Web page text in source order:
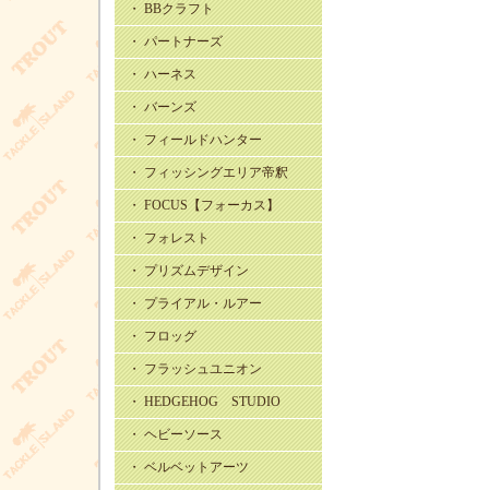
・ BBクラフト
・ パートナーズ
・ ハーネス
・ バーンズ
・ フィールドハンター
・ フィッシングエリア帝釈
・ FOCUS【フォーカス】
・ フォレスト
・ プリズムデザイン
・ プライアル・ルアー
・ フロッグ
・ フラッシュユニオン
・ HEDGEHOG STUDIO
・ ヘビーソース
・ ベルベットアーツ